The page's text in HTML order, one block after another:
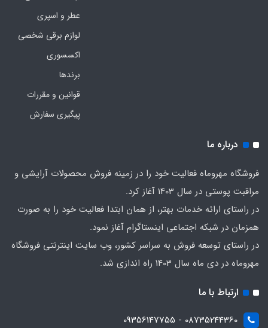
عطر و اسپری
لوازم برقی شخصی
اکسسوری
برندها
قوانین و مقررات
پیگیری سفارش
درباره ما
فروشگاه مهروماه فعالیت خود را در زمینه فروش محصولات آرایشی و
مراقبت پوستی در سال 1403 آغاز کرد.
در راستای ارائه خدمات بهتر، از همان ابتدا فعالیت خود را به صورت
همزمان در شبکه اجتماعی اینستاگرام آغاز نمود.
در راستای توسعه فروش به سراسر کشور، وب سایت اینترنتی فروشگاه
مهروماه در دی ماه سال 1403 راه اندازی شد.
ارتباط با ما
08735244360 - 09356147755